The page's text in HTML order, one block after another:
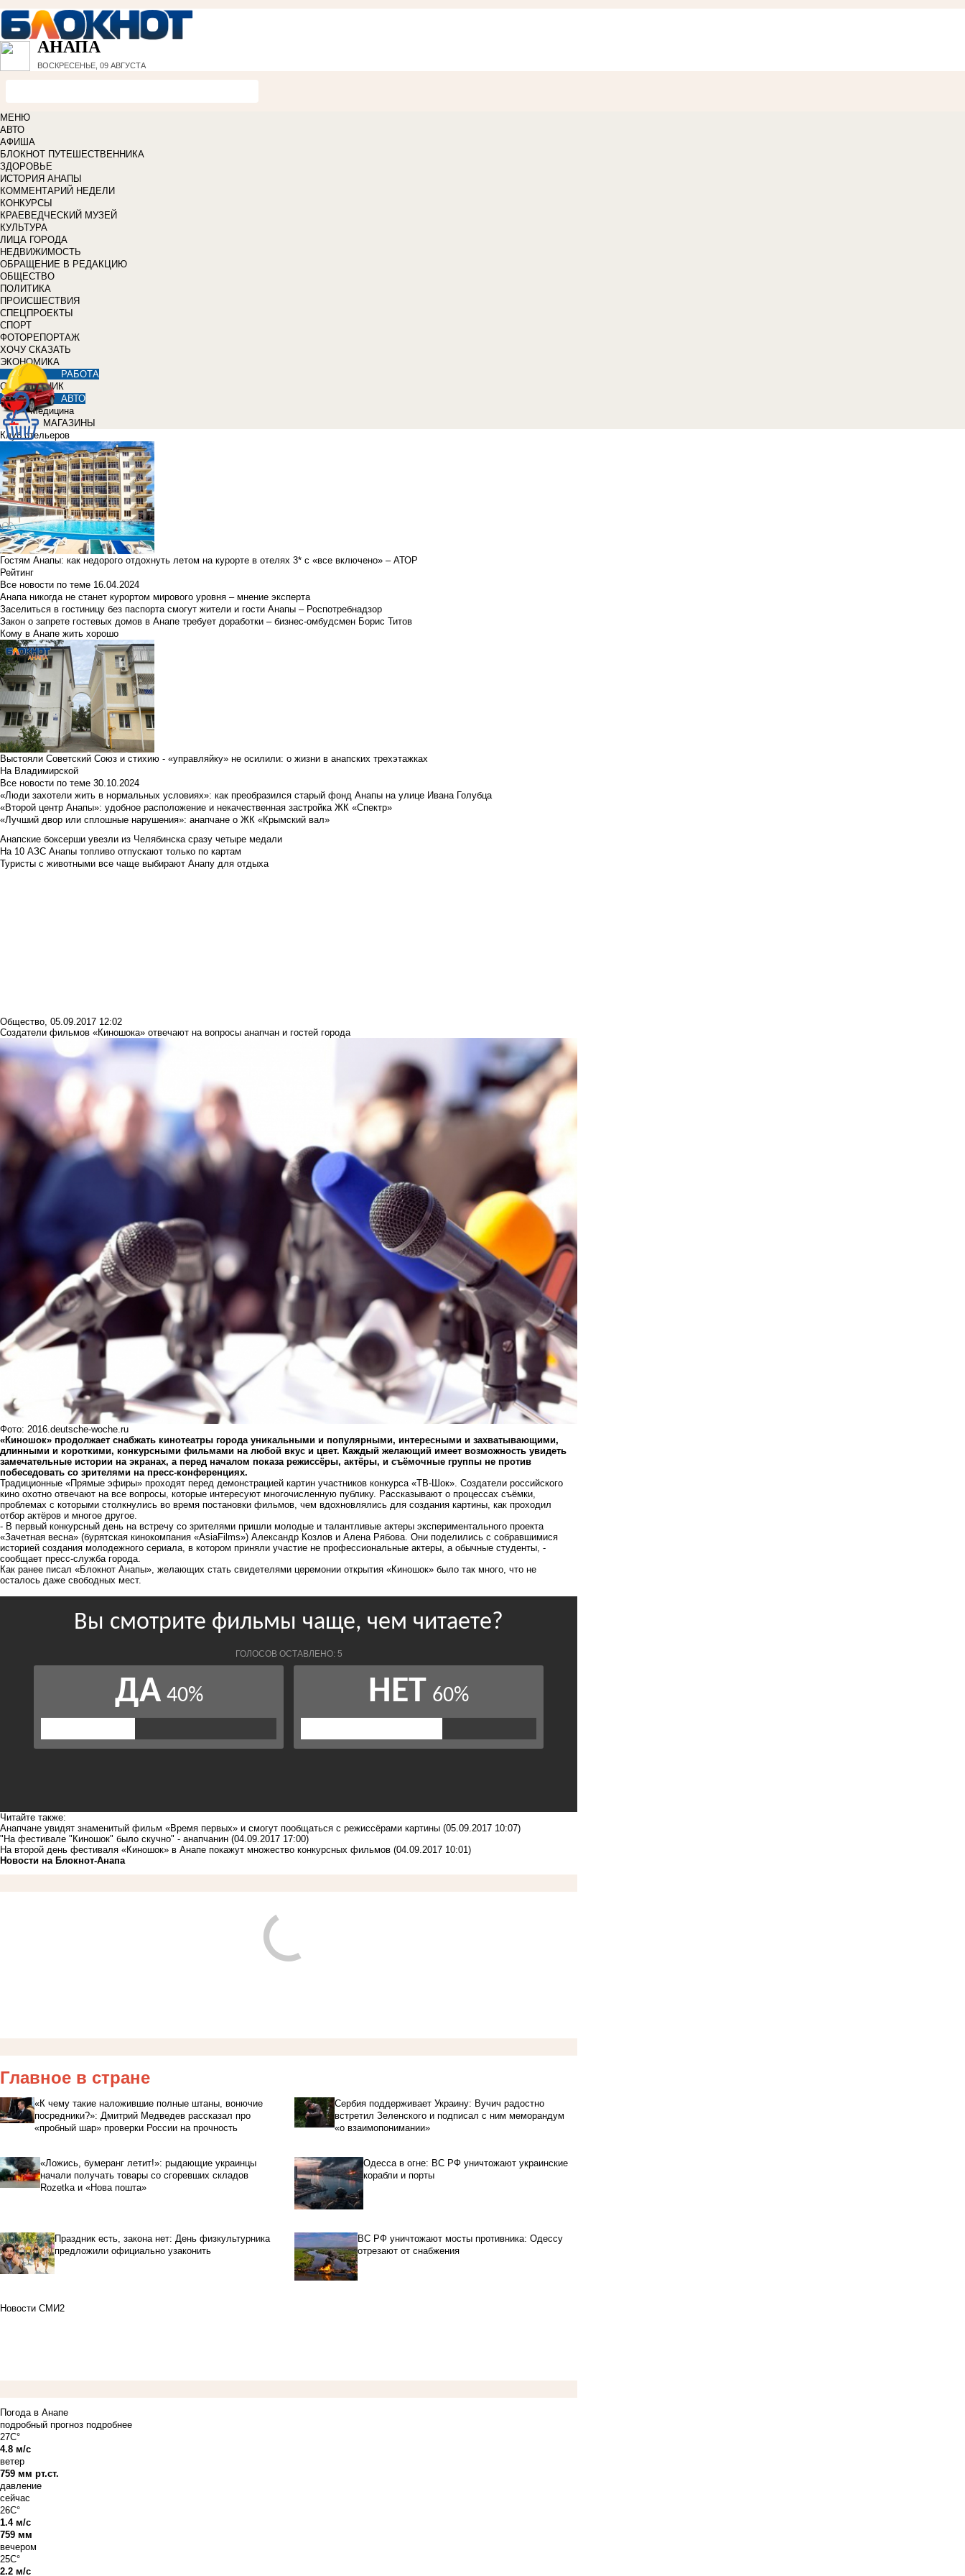
АНАПА
ВОСКРЕСЕНЬЕ, 09 АВГУСТА
МЕНЮ
АВТО
АФИША
БЛОКНОТ ПУТЕШЕСТВЕННИКА
ЗДОРОВЬЕ
ИСТОРИЯ АНАПЫ
КОММЕНТАРИЙ НЕДЕЛИ
КОНКУРСЫ
КРАЕВЕДЧЕСКИЙ МУЗЕЙ
КУЛЬТУРА
ЛИЦА ГОРОДА
НЕДВИЖИМОСТЬ
ОБРАЩЕНИЕ В РЕДАКЦИЮ
ОБЩЕСТВО
ПОЛИТИКА
ПРОИСШЕСТВИЯ
СПЕЦПРОЕКТЫ
СПОРТ
ФОТОРЕПОРТАЖ
ХОЧУ СКАЗАТЬ
ЭКОНОМИКА
РАБОТА
СПРАВОЧНИК
АВТО
Медицина
МАГАЗИНЫ
Клуб отельеров
Гостям Анапы: как недорого отдохнуть летом на курорте в отелях 3* с «все включено» – АТОР
Рейтинг
Все новости по теме 16.04.2024
Анапа никогда не станет курортом мирового уровня – мнение эксперта
Заселиться в гостиницу без паспорта смогут жители и гости Анапы – Роспотребнадзор
Закон о запрете гостевых домов в Анапе требует доработки – бизнес-омбудсмен Борис Титов
Кому в Анапе жить хорошо
Выстояли Советский Союз и стихию - «управляйку» не осилили: о жизни в анапских трехэтажках
На Владимирской
Все новости по теме 30.10.2024
«Люди захотели жить в нормальных условиях»: как преобразился старый фонд Анапы на улице Ивана Голубца
«Второй центр Анапы»: удобное расположение и некачественная застройка ЖК «Спектр»
«Лучший двор или сплошные нарушения»: анапчане о ЖК «Крымский вал»
Анапские боксерши увезли из Челябинска сразу четыре медали
На 10 АЗС Анапы топливо отпускают только по картам
Туристы с животными все чаще выбирают Анапу для отдыха
Общество, 05.09.2017 12:02
Создатели фильмов «Киношока» отвечают на вопросы анапчан и гостей города
Фото: 2016.deutsche-woche.ru
«Киношок» продолжает снабжать кинотеатры города уникальными и популярными, интересными и захватывающими,
длинными и короткими, конкурсными фильмами на любой вкус и цвет. Каждый желающий имеет возможность увидеть
замечательные истории на экранах, а перед началом показа режиссёры, актёры, и съёмочные группы не против
побеседовать со зрителями на пресс-конференциях.
Традиционные «Прямые эфиры» проходят перед демонстрацией картин участников конкурса «ТВ-Шок». Создатели российского
кино охотно отвечают на все вопросы, которые интересуют многочисленную публику. Рассказывают о процессах съёмки,
проблемах с которыми столкнулись во время постановки фильмов, чем вдохновлялись для создания картины, как проходил
отбор актёров и многое другое.
- В первый конкурсный день на встречу со зрителями пришли молодые и талантливые актеры экспериментального проекта
«Зачетная весна» (бурятская кинокомпания «AsiaFilms») Александр Козлов и Алена Рябова. Они поделились с собравшимися
историей создания молодежного сериала, в котором приняли участие не профессиональные актеры, а обычные студенты, -
сообщает пресс-служба города.
Как ранее писал «Блокнот Анапы», желающих стать свидетелями церемонии открытия «Киношок» было так много, что не
осталось даже свободных мест.
Читайте также:
Анапчане увидят знаменитый фильм «Время первых» и смогут пообщаться с режиссёрами картины (05.09.2017 10:07)
"На фестивале "Киношок" было скучно" - анапчанин (04.09.2017 17:00)
На второй день фестиваля «Киношок» в Анапе покажут множество конкурсных фильмов (04.09.2017 10:01)
Новости на Блoкнoт-Анапа
Главное в стране
«К чему такие наложившие полные штаны, вонючие
посредники?»: Дмитрий Медведев рассказал про
«пробный шар» проверки России на прочность
Сербия поддерживает Украину: Вучич радостно
встретил Зеленского и подписал с ним меморандум
«о взаимопонимании»
«Ложись, бумеранг летит!»: рыдающие украинцы
начали получать товары со сгоревших складов
Rozetka и «Нова пошта»
Одесса в огне: ВС РФ уничтожают украинские
корабли и порты
Праздник есть, закона нет: День физкультурника
предложили официально узаконить
ВС РФ уничтожают мосты противника: Одессу
отрезают от снабжения
Новости СМИ2
Погода в Анапе
подробный прогноз подробнее
27C°
4.8 м/с
ветер
759 мм рт.ст.
давление
сейчас
26C°
1.4 м/с
759 мм
вечером
25C°
2.2 м/с